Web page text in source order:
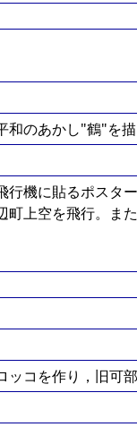
和のあかし"鶴"を
行機に貼るポスタ
町上空を飛行。ま
コを作り，旧可